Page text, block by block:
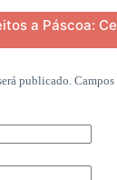
a Páscoa:
publicado.